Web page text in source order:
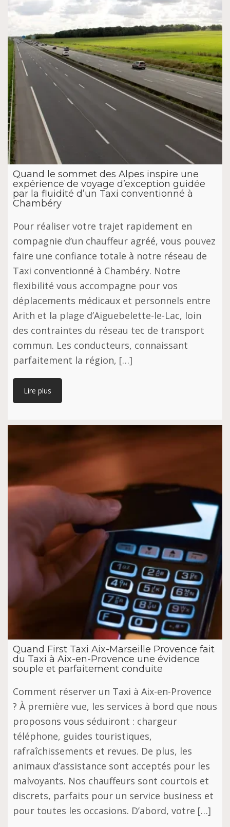
Quand le sommet des Alpes inspire une
expérience de voyage d’exception guidée
par la fluidité d’un Taxi conventionné à
Chambéry
Pour réaliser votre trajet rapidement en
compagnie d’un chauffeur agréé, vous pouvez
faire une confiance totale à notre réseau de
Taxi conventionné à Chambéry. Notre
flexibilité vous accompagne pour vos
déplacements médicaux et personnels entre
Arith et la plage d’Aiguebelette-le-Lac, loin
des contraintes du réseau tec de transport
commun. Les conducteurs, connaissant
parfaitement la région, […]
Lire plus
Quand First Taxi Aix-Marseille Provence fait
du Taxi à Aix-en-Provence une évidence
souple et parfaitement conduite
Comment réserver un Taxi à Aix-en-Provence
? À première vue, les services à bord que nous
proposons vous séduiront : chargeur
téléphone, guides touristiques,
rafraîchissements et revues. De plus, les
animaux d’assistance sont acceptés pour les
malvoyants. Nos chauffeurs sont courtois et
discrets, parfaits pour un service business et
pour toutes les occasions. D’abord, votre […]